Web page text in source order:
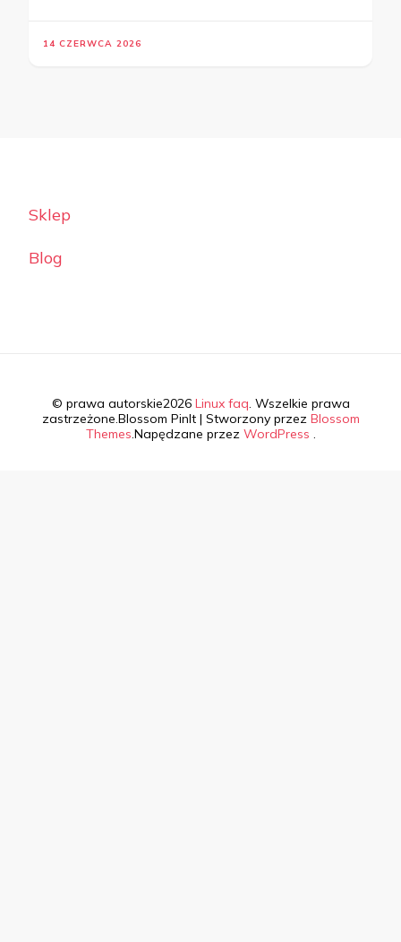
14 CZERWCA 2026
Sklep
Blog
© prawa autorskie2026 Linux faq. Wszelkie prawa
zastrzeżone.Blossom PinIt | Stworzony przez Blossom
Themes.Napędzane przez WordPress .